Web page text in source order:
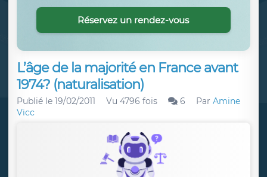
L’âge de la majorité en France avant
1974? (naturalisation)
Publié le 19/02/2011 Vu 4796 fois 6 Par Amine
Vicc
Réservez un rendez-vous